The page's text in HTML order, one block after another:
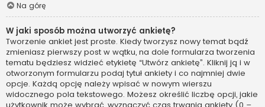
Na górę
W jaki sposób można utworzyć ankietę?
Tworzenie ankiet jest proste. Kiedy tworzysz nowy temat bądź
zmieniasz pierwszy post w wątku, na dole formularza tworzenia
tematu będziesz widzieć etykietę “Utwórz ankietę”. Kliknij ją i w
otworzonym formularzu podaj tytuł ankiety i co najmniej dwie
opcje. Każdą opcję należy wpisać w nowym wierszu
widocznego pola tekstowego. Możesz określić liczbę opcji, jakie
użytkownik może wybrać, wyznaczyć czas trwania ankiety (0 –